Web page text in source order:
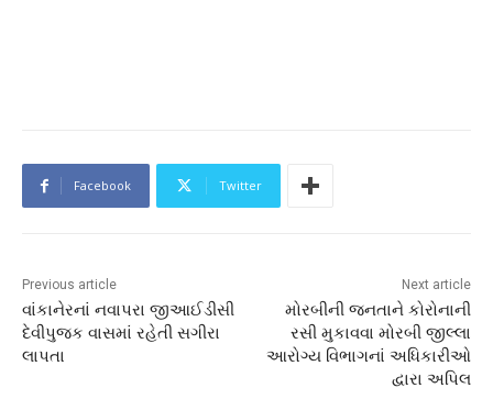
Facebook Twitter
Previous article
વાંકાનેરનાં નવાપરા જીઆઈડીસી
દેવીપુજક વાસમાં રહેતી સગીરા
લાપતા
Next article
મોરબીની જનતાને કોરોનાની
રસી મુકાવવા મોરબી જીલ્લા
આરોગ્ય વિભાગનાં અધિકારીઓ
દ્વારા અપિલ